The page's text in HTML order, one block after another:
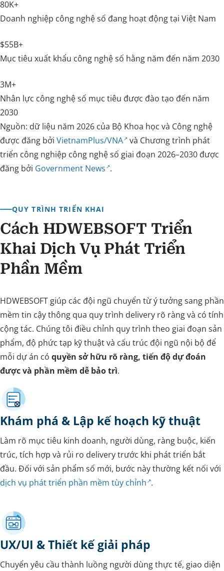
80K+
Doanh nghiệp công nghệ số đang hoạt động tại Việt Nam
$55B+
Mục tiêu xuất khẩu công nghệ số hằng năm đến năm 2030
3M+
Nhân lực công nghệ số mục tiêu được đào tạo đến năm
2030
Nguồn: dữ liệu năm 2026 của Bộ Khoa học và Công nghệ
được đăng bởi VietnamPlus/VNA và Chương trình phát
triển công nghiệp công nghệ số giai đoạn 2026–2030 được
đăng bởi Government News .
QUY TRÌNH TRIỂN KHAI
Cách HDWEBSOFT Triển
Khai Dịch Vụ Phát Triển
Phần Mềm
HDWEBSOFT giúp các đội ngũ chuyển từ ý tưởng sang phần
mềm tin cậy thông qua quy trình delivery rõ ràng và có tính
cộng tác. Chúng tôi điều chỉnh quy trình theo giai đoạn sản
phẩm, độ phức tạp kỹ thuật và cấu trúc đội ngũ nội bộ để
mỗi dự án có quyền sở hữu rõ ràng, tiến độ dự đoán
được và phần mềm dễ bảo trì.
Khám phá & Lập kế hoạch kỹ thuật
Làm rõ mục tiêu kinh doanh, người dùng, ràng buộc, kiến
trúc, tích hợp và rủi ro delivery trước khi phát triển bắt
đầu. Đối với sản phẩm số mới, bước này thường kết nối với
dịch vụ phát triển phần mềm tùy chỉnh .
UX/UI & Thiết kế giải pháp
Chuyển yêu cầu thành luồng người dùng thực tế, giao diện